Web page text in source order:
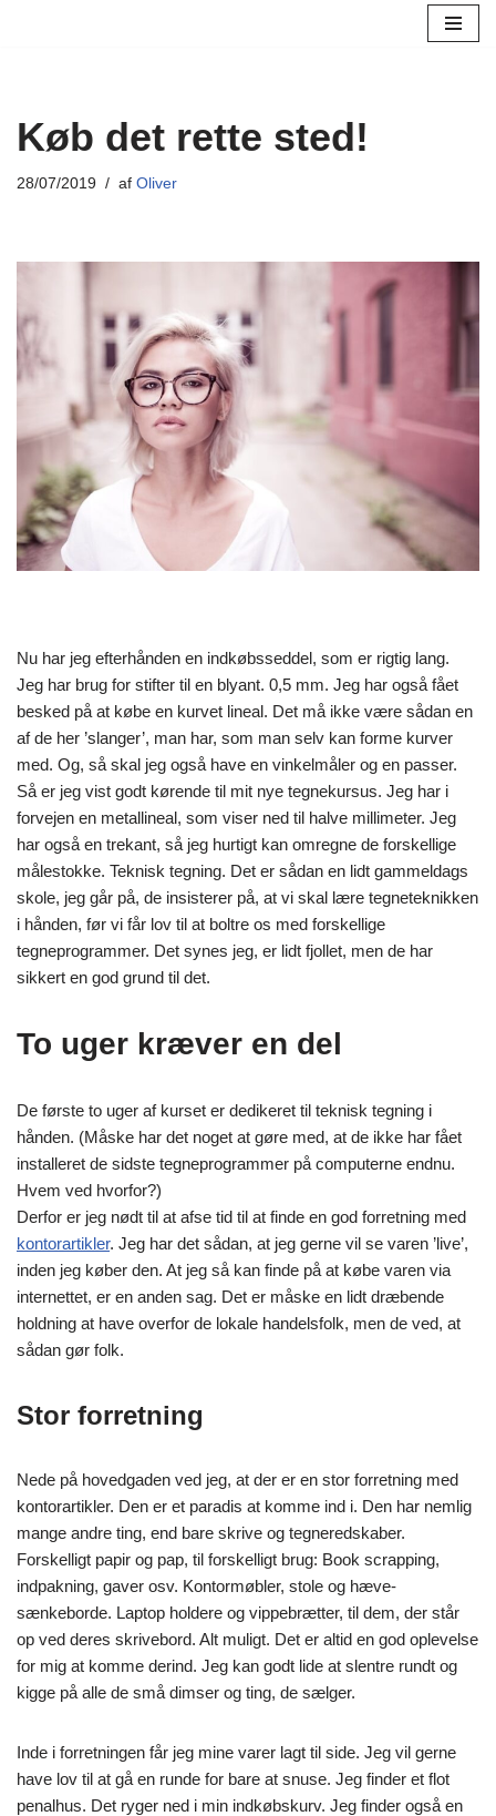
Køb det rette sted!
28/07/2019 af Oliver
Nu har jeg efterhånden en indkøbsseddel, som er rigtig lang.
Jeg har brug for stifter til en blyant. 0,5 mm. Jeg har også fået
besked på at købe en kurvet lineal. Det må ikke være sådan en
af de her ’slanger’, man har, som man selv kan forme kurver
med. Og, så skal jeg også have en vinkelmåler og en passer.
Så er jeg vist godt kørende til mit nye tegnekursus. Jeg har i
forvejen en metallineal, som viser ned til halve millimeter. Jeg
har også en trekant, så jeg hurtigt kan omregne de forskellige
målestokke. Teknisk tegning. Det er sådan en lidt gammeldags
skole, jeg går på, de insisterer på, at vi skal lære tegneteknikken
i hånden, før vi får lov til at boltre os med forskellige
tegneprogrammer. Det synes jeg, er lidt fjollet, men de har
sikkert en god grund til det.
To uger kræver en del
De første to uger af kurset er dedikeret til teknisk tegning i
hånden. (Måske har det noget at gøre med, at de ikke har fået
installeret de sidste tegneprogrammer på computerne endnu.
Hvem ved hvorfor?)
Derfor er jeg nødt til at afse tid til at finde en god forretning med
kontorartikler. Jeg har det sådan, at jeg gerne vil se varen ’live’,
inden jeg køber den. At jeg så kan finde på at købe varen via
internettet, er en anden sag. Det er måske en lidt dræbende
holdning at have overfor de lokale handelsfolk, men de ved, at
sådan gør folk.
Stor forretning
Nede på hovedgaden ved jeg, at der er en stor forretning med
kontorartikler. Den er et paradis at komme ind i. Den har nemlig
mange andre ting, end bare skrive og tegneredskaber.
Forskelligt papir og pap, til forskelligt brug: Book scrapping,
indpakning, gaver osv. Kontormøbler, stole og hæve-
sænkeborde. Laptop holdere og vippebrætter, til dem, der står
op ved deres skrivebord. Alt muligt. Det er altid en god oplevelse
for mig at komme derind. Jeg kan godt lide at slentre rundt og
kigge på alle de små dimser og ting, de sælger.
Inde i forretningen får jeg mine varer lagt til side. Jeg vil gerne
have lov til at gå en runde for bare at snuse. Jeg finder et flot
penalhus. Det ryger ned i min indkøbskurv. Jeg finder også en